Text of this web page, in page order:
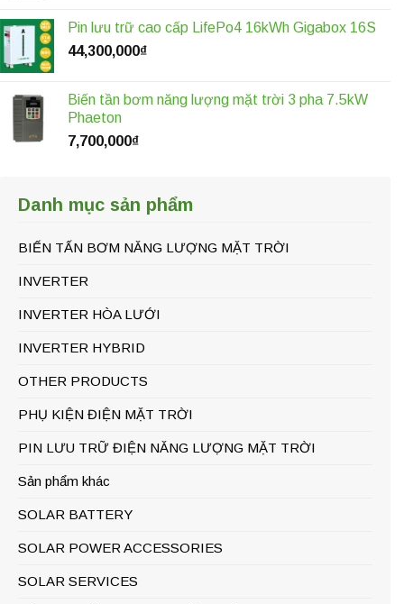
Pin lưu trữ cao cấp LifePo4 16kWh Gigabox 16S
44,300,000₫
Biến tần bơm năng lượng mặt trời 3 pha 7.5kW
Phaeton
7,700,000₫
Danh mục sản phẩm
BIẾN TẤN BƠM NĂNG LƯỢNG MẶT TRỜI
INVERTER
INVERTER HÒA LƯỚI
INVERTER HYBRID
OTHER PRODUCTS
PHỤ KIỆN ĐIỆN MẶT TRỜI
PIN LƯU TRỮ ĐIỆN NĂNG LƯỢNG MẶT TRỜI
Sản phẩm khác
SOLAR BATTERY
SOLAR POWER ACCESSORIES
SOLAR SERVICES